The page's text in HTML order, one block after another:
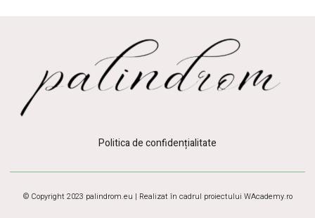
Politica de confidențialitate
© Copyright 2023 palindrom.eu | Realizat în cadrul proiectului WAcademy.ro